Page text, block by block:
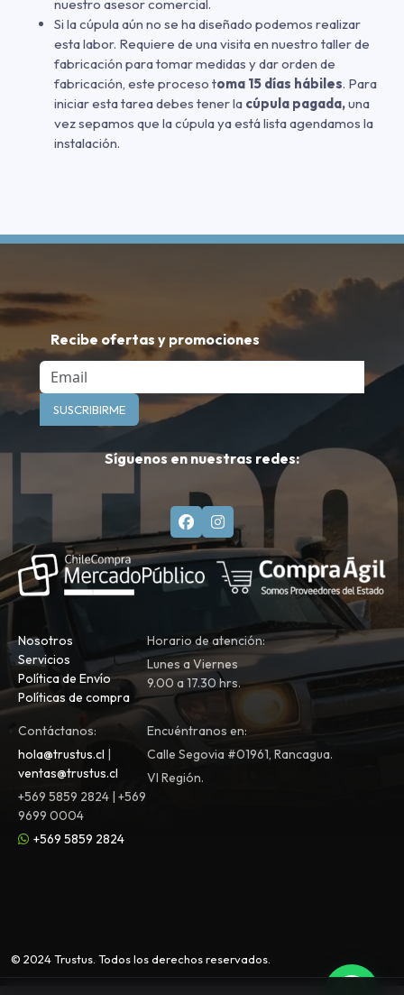
nuestro asesor comercial.
Si la cúpula aún no se ha diseñado podemos realizar
esta labor. Requiere de una visita en nuestro taller de
fabricación para tomar medidas y dar orden de
fabricación, este proceso toma 15 días hábiles. Para
iniciar esta tarea debes tener la cúpula pagada,una
vez sepamos que la cúpula ya está lista agendamos la
instalación.
Recibe ofertas y promociones
Email
SUSCRIBIRME
Síguenos en nuestras redes:
Nosotros
Servicios
Política de Envío
Políticas de compra
Horario de atención:
Lunes a Viernes
9.00 a 17.30 hrs.
Contáctanos:
hola@trustus.cl |
ventas@trustus.cl
+569 5859 2824 | +569
9699 0004
+569 5859 2824
Encuéntranos en:
Calle Segovia #01961, Rancagua.
VI Región.
© 2024 Trustus. Todos los derechos reservados.